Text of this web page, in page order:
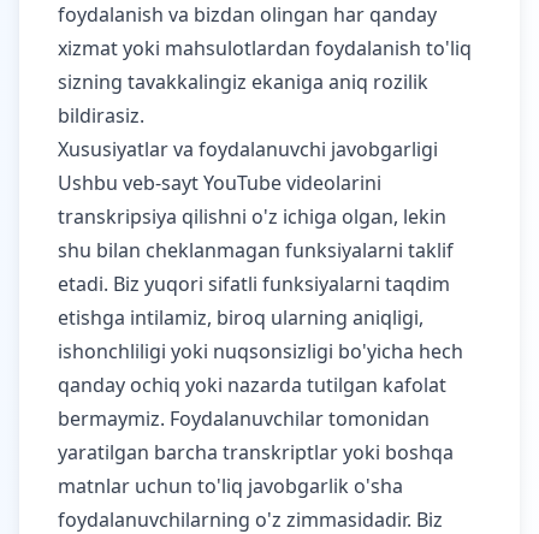
foydalanish va bizdan olingan har qanday
xizmat yoki mahsulotlardan foydalanish to'liq
sizning tavakkalingiz ekaniga aniq rozilik
bildirasiz.
Xususiyatlar va foydalanuvchi javobgarligi
Ushbu veb-sayt YouTube videolarini
transkripsiya qilishni o'z ichiga olgan, lekin
shu bilan cheklanmagan funksiyalarni taklif
etadi. Biz yuqori sifatli funksiyalarni taqdim
etishga intilamiz, biroq ularning aniqligi,
ishonchliligi yoki nuqsonsizligi bo'yicha hech
qanday ochiq yoki nazarda tutilgan kafolat
bermaymiz. Foydalanuvchilar tomonidan
yaratilgan barcha transkriptlar yoki boshqa
matnlar uchun to'liq javobgarlik o'sha
foydalanuvchilarning o'z zimmasidadir. Biz